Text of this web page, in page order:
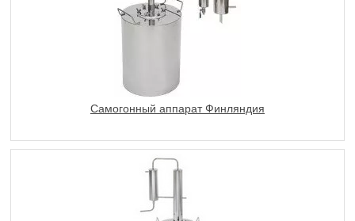
Самогонный аппарат Финляндия